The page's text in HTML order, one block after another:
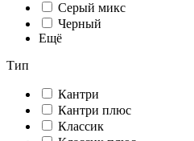
Серый микс
Черный
Ещё
Тип
Кантри
Кантри плюс
Классик